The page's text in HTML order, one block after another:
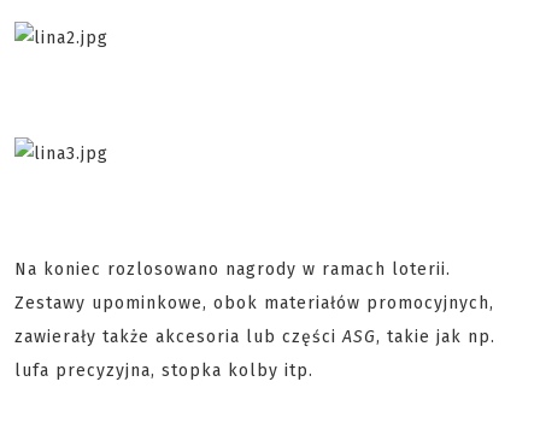
Na koniec rozlosowano nagrody w ramach loterii.
Zestawy upominkowe, obok materiałów promocyjnych,
zawierały także akcesoria lub częściASG, takie jak np.
lufa precyzyjna, stopka kolby itp.